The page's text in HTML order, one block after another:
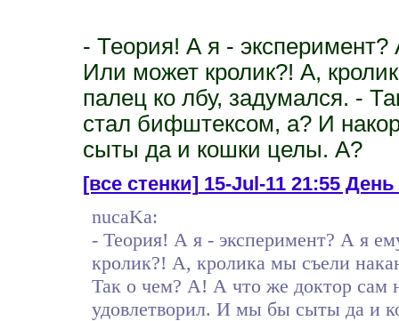
- Теория! А я -
Или может кролик?! А,
палец ко лбу, задумался. -
стал бифштексом, а? И
сыты да и кошки целы. А?
[все стенки]15-Jul-11 21:55
nucaKa:
- Теория! А я - эксперимент? А я
кролик?! А, кролика мы съели
Так о чем? А! А что же доктор сам
удовлетворил. И мы бы сыты да и